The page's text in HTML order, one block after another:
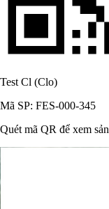
Test Cl (Clo)
Mã SP: FES-000-345
Quét mã QR để xem